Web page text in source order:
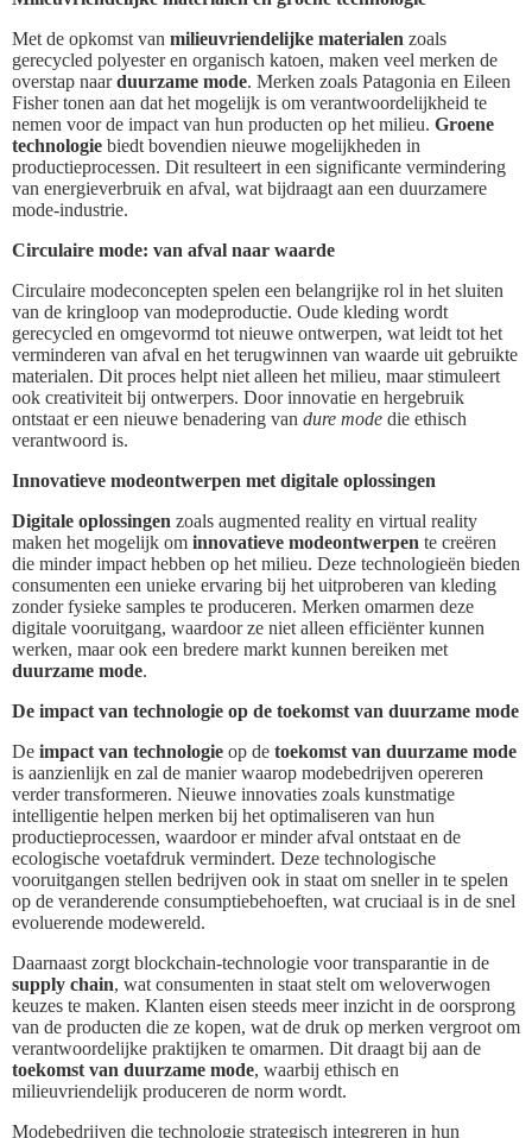
Met de opkomst van milieuvriendelijke materialen zoals
gerecycled polyester en organisch katoen, maken veel merken de
overstap naarduurzame mode. Merken zoals Patagonia en Eileen
Fisher tonen aan dat het mogelijk is om verantwoordelijkheid te
nemen voor de impact van hun producten op het milieu. Groene
technologie biedt bovendien nieuwe mogelijkheden in
productieprocessen. Dit resulteert in een significante vermindering
van energieverbruik en afval, wat bijdraagt aan een duurzamere
mode-industrie.
Circulaire mode: van afval naar waarde
Circulaire modeconcepten spelen een belangrijke rol in het sluiten
van de kringloop van modeproductie. Oude kleding wordt
gerecycled en omgevormd tot nieuwe ontwerpen, wat leidt tot het
verminderen van afval en het terugwinnen van waarde uit gebruikte
materialen. Dit proces helpt niet alleen het milieu, maar stimuleert
ook creativiteit bij ontwerpers. Door innovatie en hergebruik
ontstaat er een nieuwe benadering van dure mode die ethisch
verantwoord is.
Innovatieve modeontwerpen met digitale oplossingen
Digitale oplossingen zoals augmented reality en virtual reality
maken het mogelijk om innovatieve modeontwerpen te creëren
die minder impact hebben op het milieu. Deze technologieën bieden
consumenten een unieke ervaring bij het uitproberen van kleding
zonder fysieke samples te produceren. Merken omarmen deze
digitale vooruitgang, waardoor ze niet alleen efficiënter kunnen
werken, maar ook een bredere markt kunnen bereiken met
duurzame mode.
De impact van technologie op de toekomst van duurzame mode
De impact van technologie op de toekomst van duurzame mode
is aanzienlijk en zal de manier waarop modebedrijven opereren
verder transformeren. Nieuwe innovaties zoals kunstmatige
intelligentie helpen merken bij het optimaliseren van hun
productieprocessen, waardoor er minder afval ontstaat en de
ecologische voetafdruk vermindert. Deze technologische
vooruitgangen stellen bedrijven ook in staat om sneller in te spelen
op de veranderende consumptiebehoeften, wat cruciaal is in de snel
evoluerende modewereld.
Daarnaast zorgt blockchain-technologie voor transparantie in de
supply chain, wat consumenten in staat stelt om weloverwogen
keuzes te maken. Klanten eisen steeds meer inzicht in de oorsprong
van de producten die ze kopen, wat de druk op merken vergroot om
verantwoordelijke praktijken te omarmen. Dit draagt bij aan de
toekomst van duurzame mode, waarbij ethisch en
milieuvriendelijk produceren de norm wordt.
Modebedrijven die technologie strategisch integreren in hun